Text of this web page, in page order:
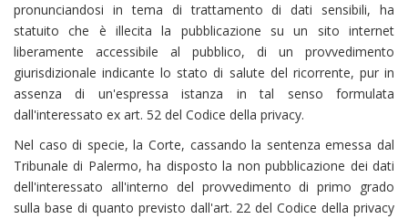
pronunciandosi in tema di trattamento di dati sensibili, ha
statuito che è illecita la pubblicazione su un sito internet
liberamente accessibile al pubblico, di un provvedimento
giurisdizionale indicante lo stato di salute del ricorrente, pur in
assenza di un'espressa istanza in tal senso formulata
dall'interessato ex art. 52 del Codice della privacy.
Nel caso di specie, la Corte, cassando la sentenza emessa dal
Tribunale di Palermo, ha disposto la non pubblicazione dei dati
dell'interessato all'interno del provvedimento di primo grado
sulla base di quanto previsto dall'art. 22 del Codice della privacy